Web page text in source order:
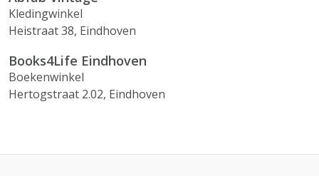
Kledingwinkel
Heistraat 38, Eindhoven
Books4Life Eindhoven
Boekenwinkel
Hertogstraat 2.02, Eindhoven